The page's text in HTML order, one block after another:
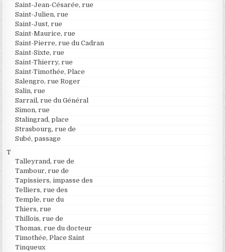
Saint-Jean-Césarée, rue
Saint-Julien, rue
Saint-Just, rue
Saint-Maurice, rue
Saint-Pierre, rue du Cadran
Saint-Sixte, rue
Saint-Thierry, rue
Saint-Timothée, Place
Salengro, rue Roger
Salin, rue
Sarrail, rue du Général
Simon, rue
Stalingrad, place
Strasbourg, rue de
Subé, passage
T
Talleyrand, rue de
Tambour, rue de
Tapissiers, impasse des
Telliers, rue des
Temple, rue du
Thiers, rue
Thillois, rue de
Thomas, rue du docteur
Timothée, Place Saint
Tinqueux